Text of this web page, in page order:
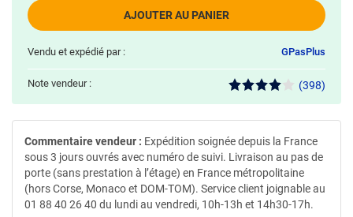
AJOUTER AU PANIER
Vendu et expédié par : GPasPlus
Note vendeur : (398)
Commentaire vendeur : Expédition soignée depuis la France
sous 3 jours ouvrés avec numéro de suivi. Livraison au pas de
porte (sans prestation à l’étage) en France métropolitaine
(hors Corse, Monaco et DOM-TOM). Service client joignable au
01 88 40 26 40 du lundi au vendredi, 10h-13h et 14h30-17h.